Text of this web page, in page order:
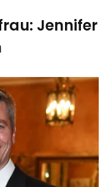
Jennifer